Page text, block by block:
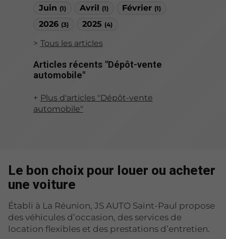
Juin (1) Avril (1) Février (1)
2026 (3) 2025 (4)
Tous les articles
Articles récents "Dépôt-vente
automobile"
Plus d'articles "Dépôt-vente
automobile"
Le bon choix pour louer ou acheter
une voiture
Établi à La Réunion, JS AUTO Saint-Paul propose
des véhicules d’occasion, des services de
location flexibles et des prestations d’entretien.